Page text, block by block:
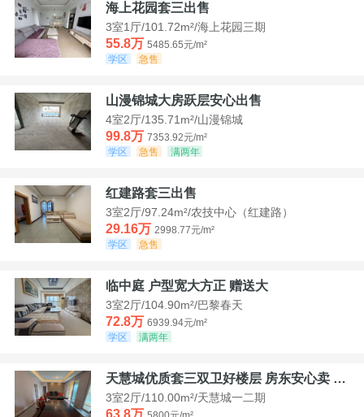
海上花园套三出售
3室1厅/101.72m²/海上花园三期
55.8万 5485.65元/m²
学区
急售
山漫锦城大房跃层安心出售
4室2厅/135.71m²/山漫锦城
99.8万 7353.92元/m²
学区
急售 满两年
红建路套三出售
3室2厅/97.24m²/农技中心（红建路）
29.16万 2998.77元/m²
学区
急售
临中庭 户型宽大方正 赠送大
3室2厅/104.90m²/巴黎春天
72.8万 6939.94元/m²
学区
满两年
天慧城优质套三双卫好楼层 房东安心卖 价格好谈
3室2厅/110.00m²/天慧城一二期
63.8万